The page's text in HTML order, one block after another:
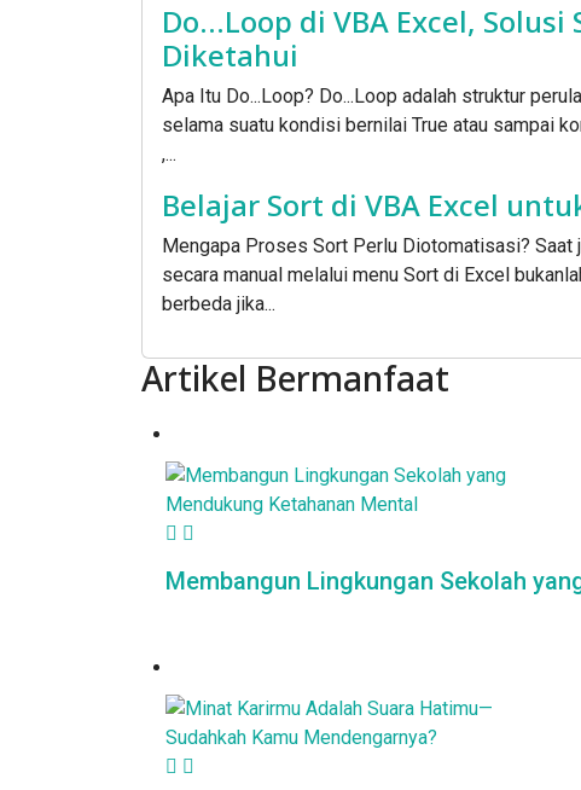
Do...Loop di VBA Excel,
Diketahui
Apa Itu Do...Loop? Do...Loop adalah struktur
selama suatu kondisi bernilai True atau sampai
,...
Belajar Sort di VBA Excel
Mengapa Proses Sort Perlu Diotomatisasi? Saat
secara manual melalui menu Sort di Excel
berbeda jika...
Artikel Bermanfaat
Membangun Lingkungan Sekolah